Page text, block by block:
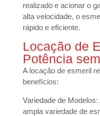
realizado e acionar o
alta velocidade, o
rápido e eficiente.
Locação de
Potência
A locação de esmeril
benefícios:
Variedade de
ampla variedade de